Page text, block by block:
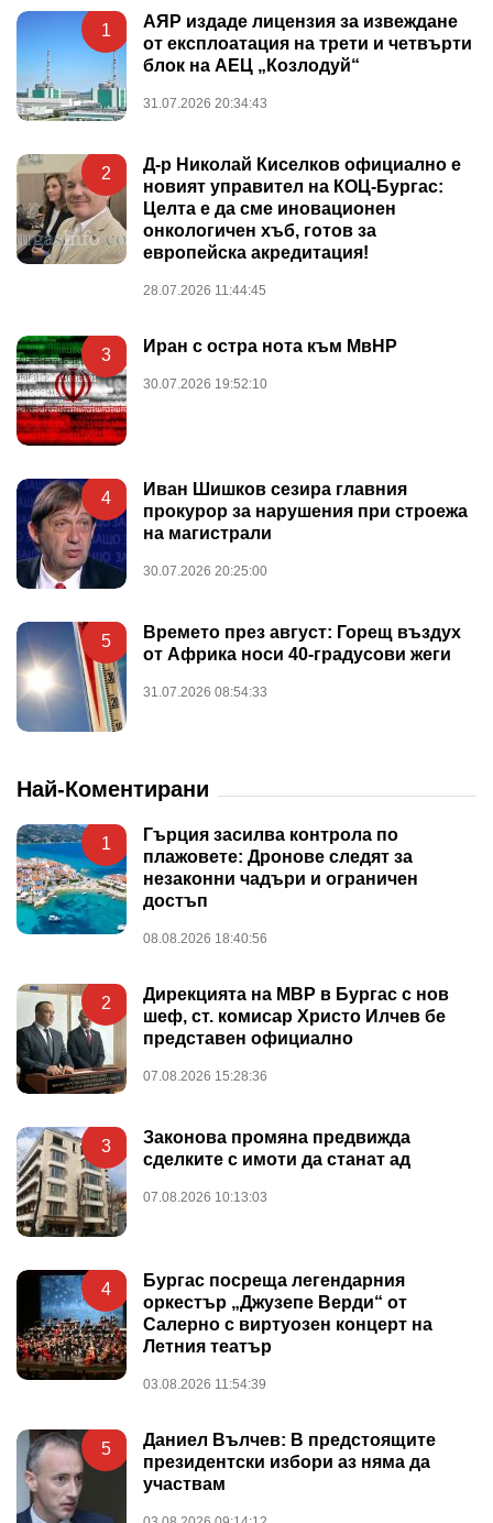
1
АЯР издаде лицензия за извеждане
от експлоатация на трети и четвърти
блок на АЕЦ „Козлодуй“
31.07.2026 20:34:43
2
Д-р Николай Киселков официално е
новият управител на КОЦ-Бургас:
Целта е да сме иновационен
онкологичен хъб, готов за
европейска акредитация!
28.07.2026 11:44:45
3 Иран с остра нота към МвНР
30.07.2026 19:52:10
4
Иван Шишков сезира главния
прокурор за нарушения при строежа
на магистрали
30.07.2026 20:25:00
5
Времето през август: Горещ въздух
от Африка носи 40-градусови жеги
31.07.2026 08:54:33
Най-Коментирани
1
Гърция засилва контрола по
плажовете: Дронове следят за
незаконни чадъри и ограничен
достъп
08.08.2026 18:40:56
2
Дирекцията на МВР в Бургас с нов
шеф, ст. комисар Христо Илчев бе
представен официално
07.08.2026 15:28:36
3
Законова промяна предвижда
сделките с имоти да станат ад
07.08.2026 10:13:03
4
Бургас посреща легендарния
оркестър „Джузепе Верди“ от
Салерно с виртуозен концерт на
Летния театър
03.08.2026 11:54:39
5
Даниел Вълчев: В предстоящите
президентски избори аз няма да
участвам